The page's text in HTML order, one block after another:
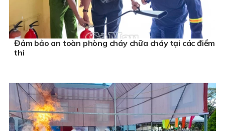
Đảm bảo an toàn phòng cháy chữa cháy tại các điểm
thi